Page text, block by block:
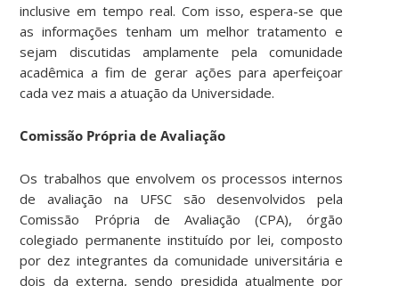
inclusive em tempo real. Com isso, espera-se que
as informações tenham um melhor tratamento e
sejam discutidas amplamente pela comunidade
acadêmica a fim de gerar ações para aperfeiçoar
cada vez mais a atuação da Universidade.
Comissão Própria de Avaliação
Os trabalhos que envolvem os processos internos
de avaliação na UFSC são desenvolvidos pela
Comissão Própria de Avaliação (CPA), órgão
colegiado permanente instituído por lei, composto
por dez integrantes da comunidade universitária e
dois da externa, sendo presidida atualmente por